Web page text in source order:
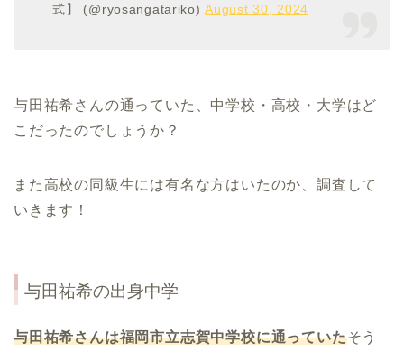
式】 (@ryosangatariko)August 30, 2024
与田祐希さんの通っていた、中学校・高校・大学はど
こだったのでしょうか？
また高校の同級生には有名な方はいたのか、調査して
いきます！
与田祐希の出身中学
与田祐希さんは福岡市立志賀中学校に通っていたそう